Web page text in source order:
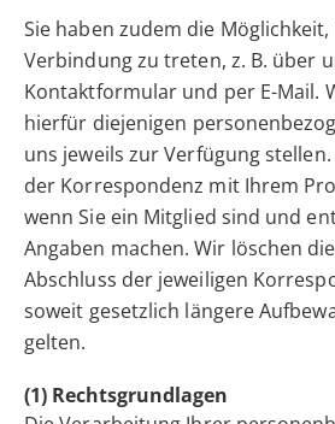
Sie haben zudem die
Verbindung zu treten, z. B. über
Kontaktformular und per E-Mail.
hierfür diejenigen
uns jeweils zur Verfügung
der Korrespondenz mit Ihrem
wenn Sie ein Mitglied sind und
Angaben machen. Wir löschen
Abschluss der jeweiligen
soweit gesetzlich längere
gelten.
(1) Rechtsgrundlagen